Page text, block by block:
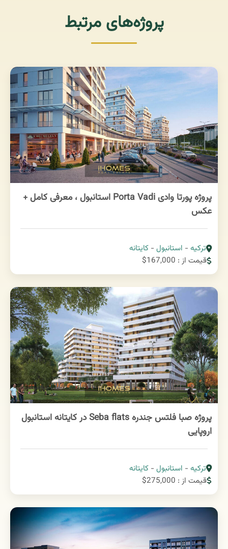
پروژه‌های مرتبط
پروژه پورتا وادی Porta Vadi استانبول ، معرفی کامل +
عکس
ترکیه - استانبول - کایتانه
قیمت از : 167,000$
پروژه صبا فلتس جندره Seba flats در کایتانه استانبول
اروپایی
ترکیه - استانبول - کایتانه
قیمت از : 275,000$